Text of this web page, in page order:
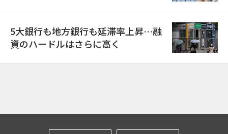
5大銀行も地方銀行も延滞率上昇…融
資のハードルはさらに高く